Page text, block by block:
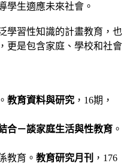
學生適應未來社會。
學習性知識的計畫教育，也
更是包含家庭、學校和社會
教育資料與研究 ，16期，
合－談家庭生活與性教育 。
教育。 教育研究月刊 ，176